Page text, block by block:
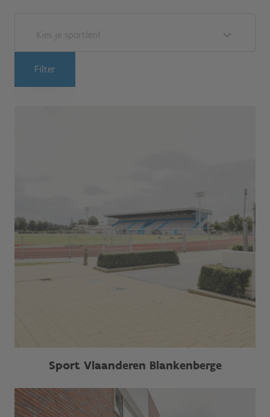
Kies je sport(en)
Filter
Sport Vlaanderen Blankenberge